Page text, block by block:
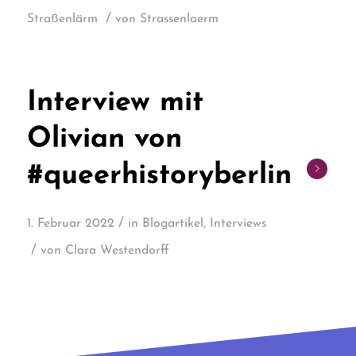
Straßenlärm / von Strassenlaerm
Interview mit
Olivian von
#queerhistoryberlin
1. Februar 2022 / in Blogartikel , Interviews
/ von Clara Westendorff